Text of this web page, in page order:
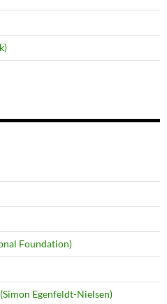
Foundation)
Egenfeldt-Nielsen)